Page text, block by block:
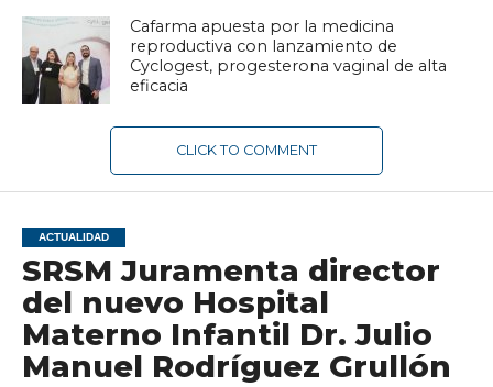
Cafarma apuesta por la medicina
reproductiva con lanzamiento de
Cyclogest, progesterona vaginal de alta
eficacia
CLICK TO COMMENT
ACTUALIDAD
SRSM Juramenta director
del nuevo Hospital
Materno Infantil Dr. Julio
Manuel Rodríguez Grullón